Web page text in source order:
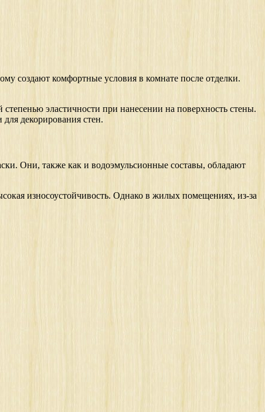
создают комфортные условия в комнате после отделки.
эластичности при нанесении на поверхность стены.
декорирования стен.
Они, также как и водоэмульсионные составы, обладают
износоустойчивость. Однако в жилых помещениях, из-за